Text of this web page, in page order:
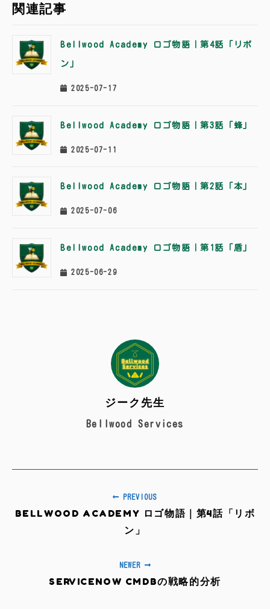
関連記事
Bellwood Academy ロゴ物語｜第4話「リボ
ン」
2025-07-17
Bellwood Academy ロゴ物語｜第3話「蜂」
2025-07-11
Bellwood Academy ロゴ物語｜第2話「本」
2025-07-06
Bellwood Academy ロゴ物語｜第1話「盾」
2025-06-29
ジーク先生
Bellwood Services
PREVIOUS
BELLWOOD ACADEMY ロゴ物語｜第4話「リボ
ン」
NEWER
SERVICENOW CMDBの戦略的分析